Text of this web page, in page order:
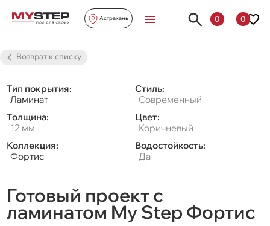
Астрахань 0 0
Возврат к списку
Тип покрытия:
Ламинат
Стиль:
Современный
Толщина:
12 мм
Цвет:
Коричневый
Коллекция:
Фортис
Водостойкость:
Да
Готовый проект с
ламинатом My Step Фортис